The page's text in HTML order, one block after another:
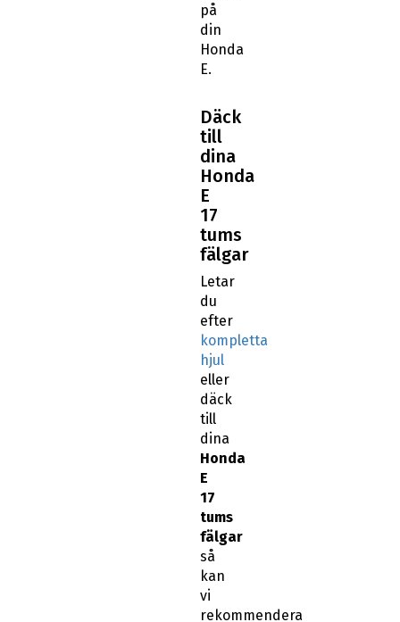
på
din
Honda
E.
Däck
till
dina
Honda
E
17
tums
fälgar
Letar
du
efter
kompletta
hjul
eller
däck
till
dina
Honda
E
17
tums
fälgar
så
kan
vi
rekommendera